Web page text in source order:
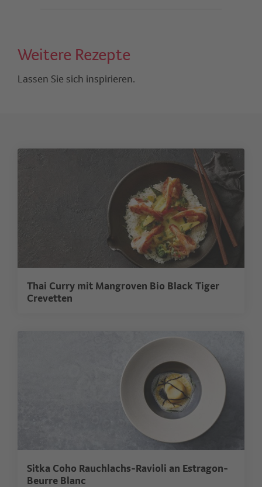
Weitere Rezepte
Lassen Sie sich inspirieren.
Thai Curry mit Mangroven Bio Black Tiger
Crevetten
Sitka Coho Rauchlachs-Ravioli an Estragon-
Beurre Blanc